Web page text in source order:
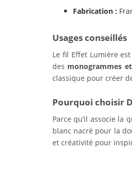
Fabrication :
Usages conseillés
Le fil Effet Lumière
des monogrammes
classique pour créer
Pourquoi choisir
Parce qu’il associe la
blanc nacré pour la
et créativité pour